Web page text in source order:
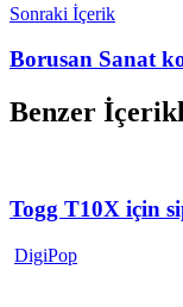
Sonraki İçerik
Borusan Sanat
Benzer
Togg T10X için
DigiPop